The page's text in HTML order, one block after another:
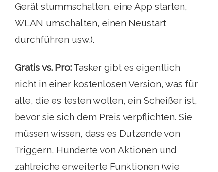
Gerät stummschalten, eine App starten,
WLAN umschalten, einen Neustart
durchführen usw.).
Gratis vs. Pro: Tasker gibt es eigentlich
nicht in einer kostenlosen Version, was für
alle, die es testen wollen, ein Scheißer ist,
bevor sie sich dem Preis verpflichten. Sie
müssen wissen, dass es Dutzende von
Triggern, Hunderte von Aktionen und
zahlreiche erweiterte Funktionen (wie